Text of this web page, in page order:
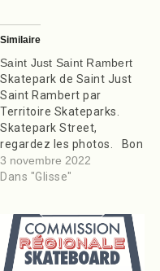
Similaire
Saint Just Saint Rambert
Skatepark de Saint Just
Saint Rambert par
Territoire Skateparks.
Skatepark Street,
regardez les photos. Bon
run! L’article Saint Just
Saint Rambert est apparu
3 novembre 2022
Dans "Glisse"